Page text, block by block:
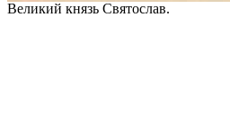
Великий князь Святослав.